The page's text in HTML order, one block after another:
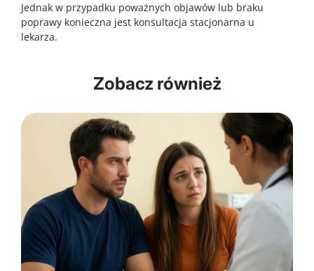
Jednak w przypadku poważnych objawów lub braku
poprawy konieczna jest konsultacja stacjonarna u
lekarza.
Zobacz również
Drganie powieki przez kilka dni.
Dlaczego magnez pomaga i kiedy iść do
lekarza?
2026-04-16
Nieprzyjemny zapach z ust mimo mycia
zębów. Czy to migdałki, żołądek czy
zatoki?
2026-04-16